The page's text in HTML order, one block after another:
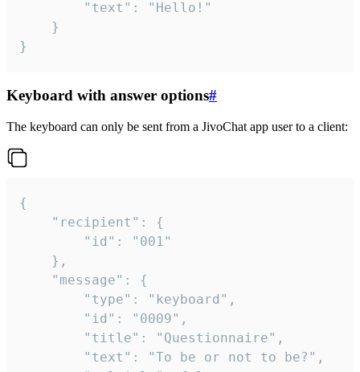
}
Keyboard with answer options#
The keyboard can only be sent from a JivoChat app user to a client:
{